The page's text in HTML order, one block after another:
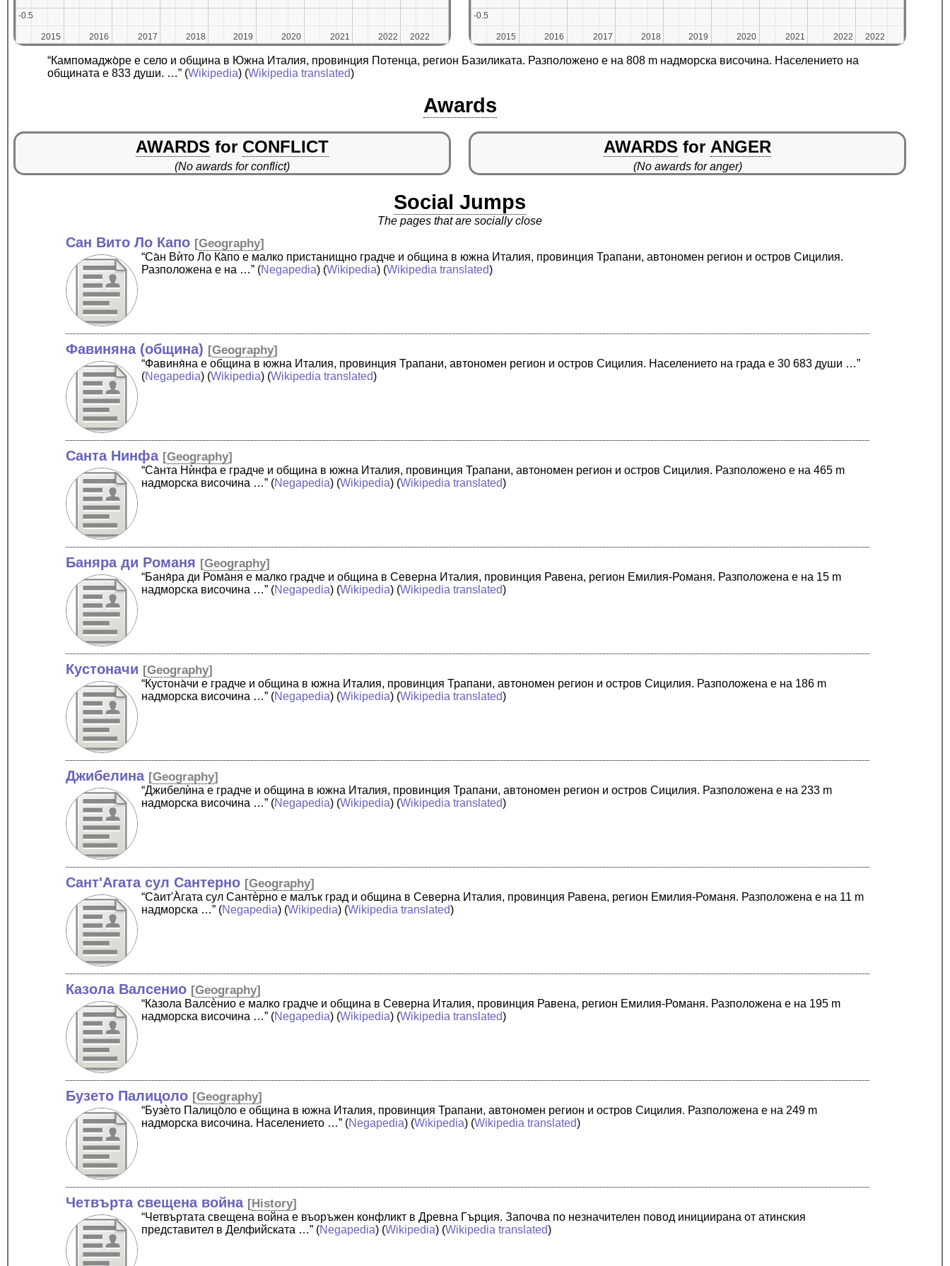
2015
2015 2016
2016 2017
2017 2018
2018 2019
2019 2020
2020 2021
2021 2022
2022 2022
2022
-0.5
-0.5
2015
2015 2016
2016 2017
2017 2018
2018 2019
2019 2020
2020 2021
2021 2022
2022 2022
2022
-0.5
-0.5
“Кампомаджо̀ре е село и община в Южна Италия, провинция Потенца, регион Базиликата. Разположено е на 808 m надморска височина. Населението на
общината е 833 души. …” (Wikipedia) (Wikipedia translated)
Awards
AWARDS for CONFLICT
(No awards for conflict)
AWARDS for ANGER
(No awards for anger)
Social Jumps
The pages that are socially close
Сан Вито Ло Капо [Geography]
“Са̀н Вѝто Ло Ка̀по е малко пристанищно градче и община в южна Италия, провинция Трапани, автономен регион и остров Сицилия.
Разположена е на …” (Negapedia) (Wikipedia) (Wikipedia translated)
Фавиняна (община) [Geography]
“Фавиня̀на е община в южна Италия, провинция Трапани, автономен регион и остров Сицилия. Населението на града е 30 683 души …”
(Negapedia) (Wikipedia) (Wikipedia translated)
Санта Нинфа [Geography]
“Са̀нта Нѝнфа е градче и община в южна Италия, провинция Трапани, автономен регион и остров Сицилия. Разположено е на 465 m
надморска височина …” (Negapedia) (Wikipedia) (Wikipedia translated)
Баняра ди Романя [Geography]
“Баня̀ра ди Рома̀ня е малко градче и община в Северна Италия, провинция Равена, регион Емилия-Романя. Разположена е на 15 m
надморска височина …” (Negapedia) (Wikipedia) (Wikipedia translated)
Кустоначи [Geography]
“Кустона̀чи е градче и община в южна Италия, провинция Трапани, автономен регион и остров Сицилия. Разположена е на 186 m
надморска височина …” (Negapedia) (Wikipedia) (Wikipedia translated)
Джибелина [Geography]
“Джибелѝна е градче и община в южна Италия, провинция Трапани, автономен регион и остров Сицилия. Разположена е на 233 m
надморска височина …” (Negapedia) (Wikipedia) (Wikipedia translated)
Сант'Агата сул Сантерно [Geography]
“Cа̀ит'А̀гата сул Сантѐрно е малък град и община в Северна Италия, провинция Равена, регион Емилия-Романя. Разположена е на 11 m
надморска …” (Negapedia) (Wikipedia) (Wikipedia translated)
Казола Валсенио [Geography]
“Ка̀зола Валсѐнио е малко градче и община в Северна Италия, провинция Равена, регион Емилия-Романя. Разположена е на 195 m
надморска височина …” (Negapedia) (Wikipedia) (Wikipedia translated)
Бузето Палицоло [Geography]
“Бузѐто Палицо̀ло е община в южна Италия, провинция Трапани, автономен регион и остров Сицилия. Разположена е на 249 m
надморска височина. Населението …” (Negapedia) (Wikipedia) (Wikipedia translated)
Четвърта свещена война [History]
“Четвъртата свещена война е въоръжен конфликт в Древна Гърция. Започва по незначителен повод инициирана от атинския
представител в Делфийската …” (Negapedia) (Wikipedia) (Wikipedia translated)